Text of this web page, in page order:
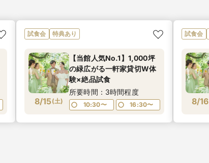
試食会 特典あり
8/15(土)
【当館人気No.1】1,000坪
の緑広がる一軒家貸切W体
験×絶品試食
所要時間：3時間程度
10:30〜 16:30〜
試食会
8/16